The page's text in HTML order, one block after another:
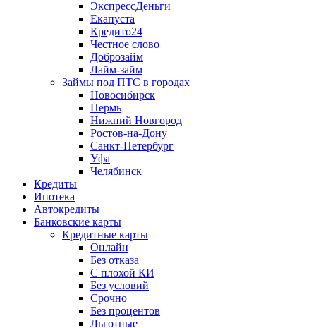
ЭкспрессДеньги
Екапуста
Кредито24
Честное слово
Доброзайм
Лайм-займ
Займы под ПТС в городах
Новосибирск
Пермь
Нижний Новгород
Ростов-на-Дону
Санкт-Петербург
Уфа
Челябинск
Кредиты
Ипотека
Автокредиты
Банковские карты
Кредитные карты
Онлайн
Без отказа
С плохой КИ
Без условий
Срочно
Без процентов
Льготные